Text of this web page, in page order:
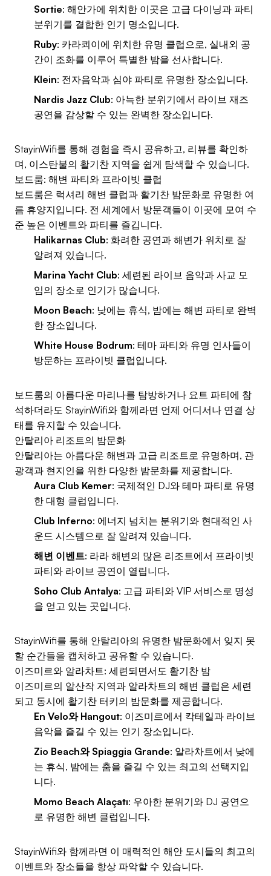
Sortie: 해안가에 위치한 이곳은 고급 다이닝과 파티
분위기를 결합한 인기 명소입니다.
Ruby: 카라쾨이에 위치한 유명 클럽으로, 실내외 공
간이 조화를 이루어 특별한 밤을 선사합니다.
Klein: 전자음악과 심야 파티로 유명한 장소입니다.
Nardis Jazz Club: 아늑한 분위기에서 라이브 재즈
공연을 감상할 수 있는 완벽한 장소입니다.
StayinWifi를 통해 경험을 즉시 공유하고, 리뷰를 확인하
며, 이스탄불의 활기찬 지역을 쉽게 탐색할 수 있습니다.
보드룸: 해변 파티와 프라이빗 클럽
보드룸은 럭셔리 해변 클럽과 활기찬 밤문화로 유명한 여
름 휴양지입니다. 전 세계에서 방문객들이 이곳에 모여 수
준 높은 이벤트와 파티를 즐깁니다.
Halikarnas Club: 화려한 공연과 해변가 위치로 잘
알려져 있습니다.
Marina Yacht Club: 세련된 라이브 음악과 사교 모
임의 장소로 인기가 많습니다.
Moon Beach: 낮에는 휴식, 밤에는 해변 파티로 완벽
한 장소입니다.
White House Bodrum: 테마 파티와 유명 인사들이
방문하는 프라이빗 클럽입니다.
보드룸의 아름다운 마리나를 탐방하거나 요트 파티에 참
석하더라도 StayinWifi와 함께라면 언제 어디서나 연결 상
태를 유지할 수 있습니다.
안탈리아 리조트의 밤문화
안탈리아는 아름다운 해변과 고급 리조트로 유명하며, 관
광객과 현지인을 위한 다양한 밤문화를 제공합니다.
Aura Club Kemer: 국제적인 DJ와 테마 파티로 유명
한 대형 클럽입니다.
Club Inferno: 에너지 넘치는 분위기와 현대적인 사
운드 시스템으로 잘 알려져 있습니다.
해변 이벤트: 라라 해변의 많은 리조트에서 프라이빗
파티와 라이브 공연이 열립니다.
Soho Club Antalya: 고급 파티와 VIP 서비스로 명성
을 얻고 있는 곳입니다.
StayinWifi를 통해 안탈리아의 유명한 밤문화에서 잊지 못
할 순간들을 캡처하고 공유할 수 있습니다.
이즈미르와 알라차트: 세련되면서도 활기찬 밤
이즈미르의 알산작 지역과 알라차트의 해변 클럽은 세련
되고 동시에 활기찬 터키의 밤문화를 제공합니다.
En Velo와 Hangout: 이즈미르에서 칵테일과 라이브
음악을 즐길 수 있는 인기 장소입니다.
Zio Beach와 Spiaggia Grande: 알라차트에서 낮에
는 휴식, 밤에는 춤을 즐길 수 있는 최고의 선택지입
니다.
Momo Beach Alaçatı: 우아한 분위기와 DJ 공연으
로 유명한 해변 클럽입니다.
StayinWifi와 함께라면 이 매력적인 해안 도시들의 최고의
이벤트와 장소들을 항상 파악할 수 있습니다.